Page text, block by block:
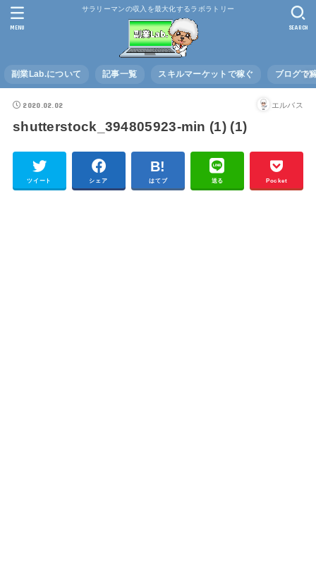
サラリーマンの収入を最大化するラボラトリー
副業Lab.について 記事一覧 スキルマーケットで稼ぐ ブログで
SEARCH
MENU
2020.02.02 エルバス
shutterstock_394805923-min (1) (1)
ツイート シェア はてブ 送る Pocket